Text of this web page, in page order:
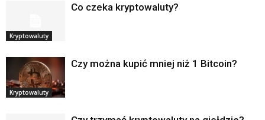
Kryptowaluty
Co czeka kryptowaluty?
Kryptowaluty
Czy można kupić mniej niż 1 Bitcoin?